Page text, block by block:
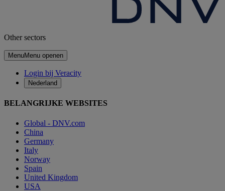
Other sectors
MenuMenu openen
Login bij Veracity
Nederland
BELANGRIJKE WEBSITES
Global - DNV.com
China
Germany
Italy
Norway
Spain
United Kingdom
USA